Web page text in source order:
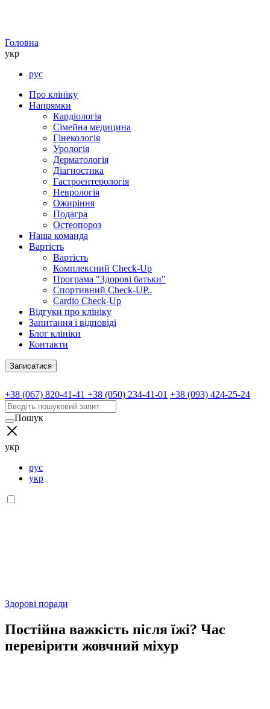
Головна
укр
рус
Про клініку
Напрямки
Кардіологія
Сімейна медицина
Гінекологія
Урологія
Дерматологія
Діагностика
Гастроентерологія
Неврологія
Ожиріння
Подагра
Остеопороз
Наша команда
Вартість
Вартість
Комплексний Check-Up
Програма "Здорові батьки"
Спортивний Check-UP..
Cardio Check-Up
Відгуки про клініку
Запитання і відповіді
Блог клініки
Контакти
Записатися
+38 (067) 820-41-41 +38 (050) 234-41-01 +38 (093) 424-25-24
Пошук
укр
рус
укр
Здорові поради
Постійна важкість після їжі? Час
перевірити жовчний міхур